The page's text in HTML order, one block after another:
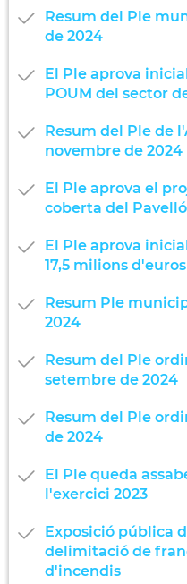
Resum del Ple
de 2024
El Ple aprova
POUM del sector
Resum del Ple de
novembre de 2024
El Ple aprova el
coberta del
El Ple aprova
17,5 milions
Resum Ple
2024
Resum del Ple
setembre de 2024
Resum del Ple
de 2024
El Ple queda
l'exercici 2023
Exposició pública
delimitació de
d'incendis